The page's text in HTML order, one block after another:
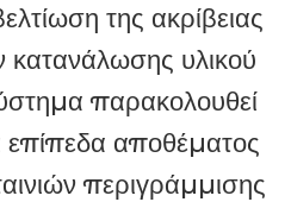
της ακρίβειας
υλικού
παρακολουθεί
επίπεδα αποθέματος
περιγράμμισης